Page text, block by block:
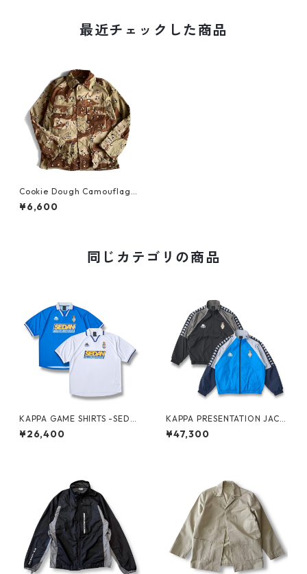
最近チェックした商品
Cookie Dough Camouflage
JKT 1990's
¥6,600
同じカテゴリの商品
KAPPA GAME SHIRTS -SEDA
N ALL-PURPOSE-
¥26,400
KAPPA PRESENTATION JACK
ET -SEDAN ALL-PURPOSE-
¥47,300